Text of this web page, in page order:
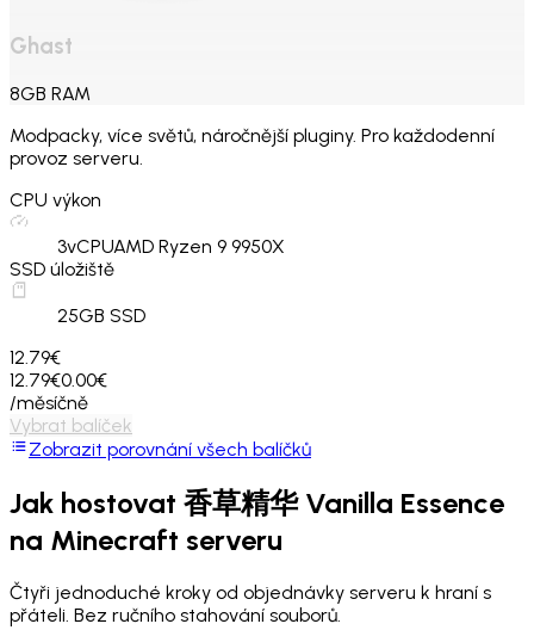
Ghast
8GB RAM
Modpacky, více světů, náročnější pluginy. Pro každodenní
provoz serveru.
CPU výkon
3vCPUAMD Ryzen 9 9950X
SSD úložiště
25GB SSD
12.79€
12.79€0.00€
/měsíčně
Vybrat balíček
Zobrazit porovnání všech balíčků
Jak hostovat 香草精华 Vanilla Essence
na Minecraft serveru
Čtyři jednoduché kroky od objednávky serveru k hraní s
přáteli. Bez ručního stahování souborů.